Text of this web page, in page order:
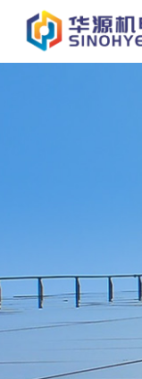
新闻资讯
联系我们